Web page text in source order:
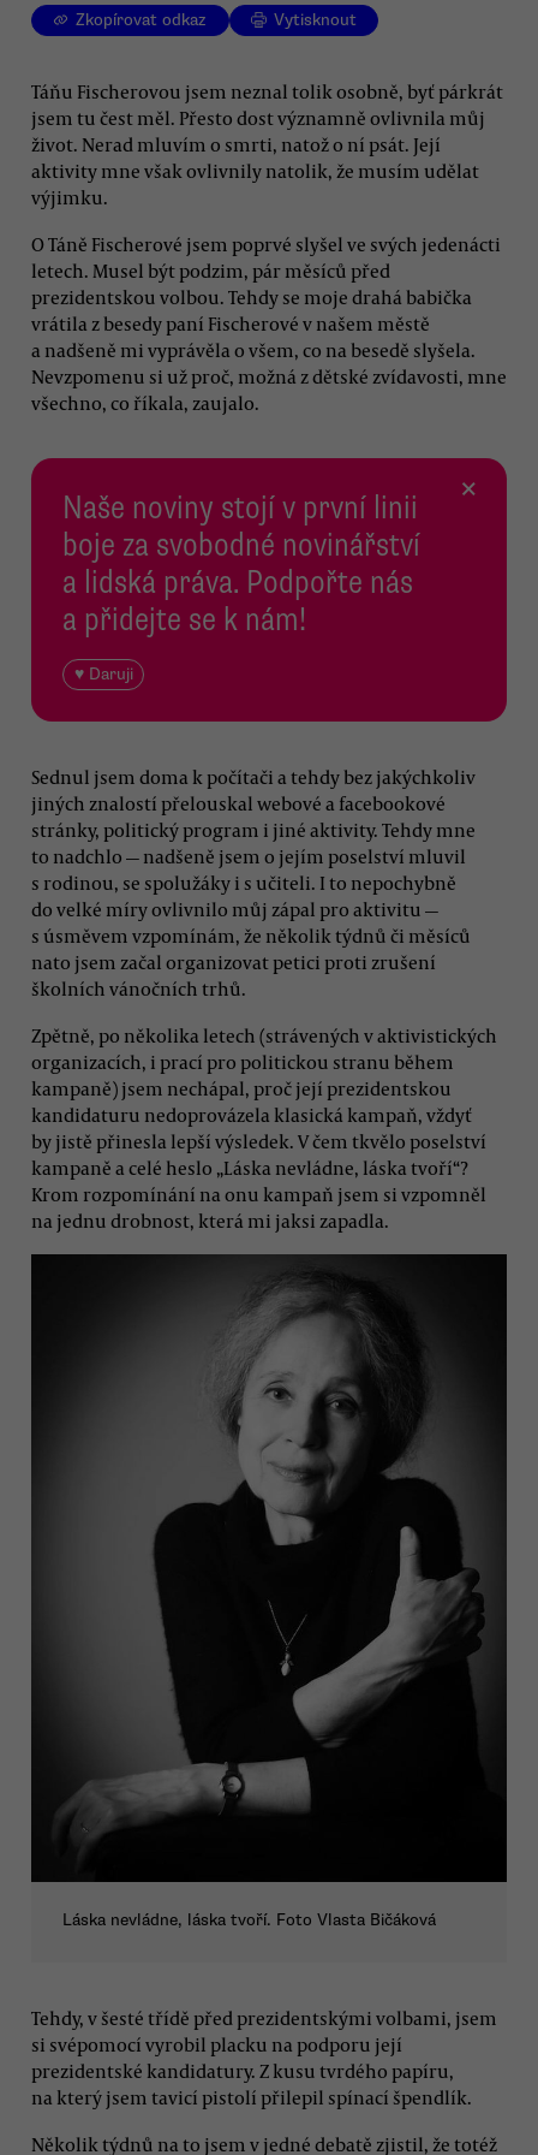
Zkopírovat odkaz Vytisknout
Táňu Fischerovou jsem neznal tolik osobně, byť párkrát
jsem tu čest měl. Přesto dost významně ovlivnila můj
život. Nerad mluvím o smrti, natož o ní psát. Její
aktivity mne však ovlivnily natolik, že musím udělat
výjimku.
O Táně Fischerové jsem poprvé slyšel ve svých jedenácti
letech. Musel být podzim, pár měsíců před
prezidentskou volbou. Tehdy se moje drahá babička
vrátila z besedy paní Fischerové v našem městě
a nadšeně mi vyprávěla o všem, co na besedě slyšela.
Nevzpomenu si už proč, možná z dětské zvídavosti, mne
všechno, co říkala, zaujalo.
Naše noviny stojí v první linii
boje za svobodné novinářství
a lidská práva. Podpořte nás
a přidejte se k nám!
♥ Daruji
×
Sednul jsem doma k počítači a tehdy bez jakýchkoliv
jiných znalostí přelouskal webové a facebookové
stránky, politický program i jiné aktivity. Tehdy mne
to nadchlo — nadšeně jsem o jejím poselství mluvil
s rodinou, se spolužáky i s učiteli. I to nepochybně
do velké míry ovlivnilo můj zápal pro aktivitu —
s úsměvem vzpomínám, že několik týdnů či měsíců
nato jsem začal organizovat petici proti zrušení
školních vánočních trhů.
Zpětně, po několika letech (strávených v aktivistických
organizacích, i prací pro politickou stranu během
kampaně) jsem nechápal, proč její prezidentskou
kandidaturu nedoprovázela klasická kampaň, vždyť
by jistě přinesla lepší výsledek. V čem tkvělo poselství
kampaně a celé heslo „Láska nevládne, láska tvoří“?
Krom rozpomínání na onu kampaň jsem si vzpomněl
na jednu drobnost, která mi jaksi zapadla.
Láska nevládne, láska tvoří. Foto Vlasta Bičáková
Tehdy, v šesté třídě před prezidentskými volbami, jsem
si svépomocí vyrobil placku na podporu její
prezidentské kandidatury. Z kusu tvrdého papíru,
na který jsem tavicí pistolí přilepil spínací špendlík.
Několik týdnů na to jsem v jedné debatě zjistil, že totéž